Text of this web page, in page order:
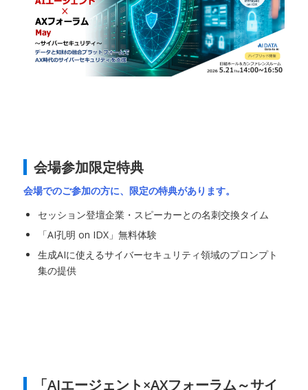
会場参加限定特典
会場でのご参加の方に、限定の特典があります。
セッション登壇企業・スピーカーとの名刺交換タイム
「AI孔明 on IDX」無料体験
生成AIに使えるサイバーセキュリティ領域のプロンプト
集の提供
「AIエージェント×AXフォーラム～サイ